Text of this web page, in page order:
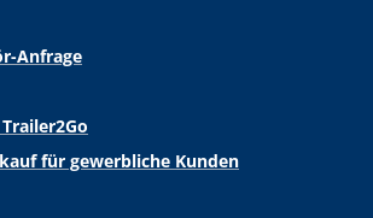
Anfrage
für gewerbliche Kunden